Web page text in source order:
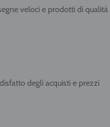
veloci e prodotti di qualità
degli acquisti e prezzi